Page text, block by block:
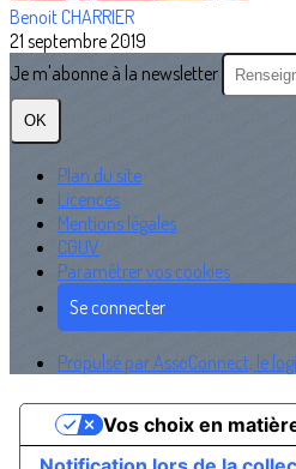
Benoit CHARRIER
21 septembre 2019
Je m'abonne à la newsletter
OK
Plan du site
Licences
Mentions légales
CGUV
Paramétrer vos cookies
Se connecter
Propulsé par AssoConnect, le
Vos choix en